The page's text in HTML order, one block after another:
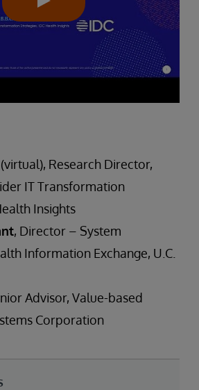
(virtual), Research Director,
IT Transformation
Insights
, Director – System
Information Exchange, U.C.
Advisor, Value-based
Corporation